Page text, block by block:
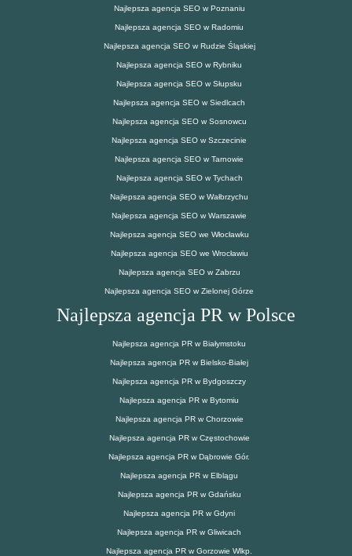
Najlepsza agencja SEO w Poznaniu
Najlepsza agencja SEO w Radomiu
Najlepsza agencja SEO w Rudzie Śląskiej
Najlepsza agencja SEO w Rybniku
Najlepsza agencja SEO w Słupsku
Najlepsza agencja SEO w Siedlcach
Najlepsza agencja SEO w Sosnowcu
Najlepsza agencja SEO w Szczecinie
Najlepsza agencja SEO w Tarnowie
Najlepsza agencja SEO w Tychach
Najlepsza agencja SEO w Wałbrzychu
Najlepsza agencja SEO w Warszawie
Najlepsza agencja SEO we Włocławku
Najlepsza agencja SEO we Wrocławiu
Najlepsza agencja SEO w Zabrzu
Najlepsza agencja SEO w Zielonej Górze
Najlepsza agencja PR w Polsce
Najlepsza agencja PR w Białymstoku
Najlepsza agencja PR w Bielsko-Białej
Najlepsza agencja PR w Bydgoszczy
Najlepsza agencja PR w Bytomiu
Najlepsza agencja PR w Chorzowie
Najlepsza agencja PR w Częstochowie
Najlepsza agencja PR w Dąbrowie Gór.
Najlepsza agencja PR w Elblągu
Najlepsza agencja PR w Gdańsku
Najlepsza agencja PR w Gdyni
Najlepsza agencja PR w Gliwicach
Najlepsza agencja PR w Gorzowie Wlkp.